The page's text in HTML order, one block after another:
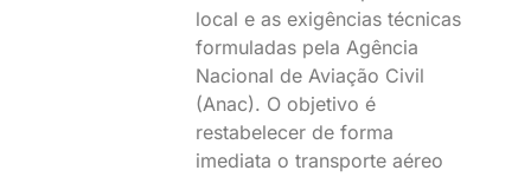
local e as exigências técnicas
formuladas pela Agência
Nacional de Aviação Civil
(Anac). O objetivo é
restabelecer de forma
imediata o transporte aéreo